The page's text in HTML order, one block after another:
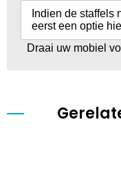
Indien de staffels
eerst een optie
Draai uw mobiel